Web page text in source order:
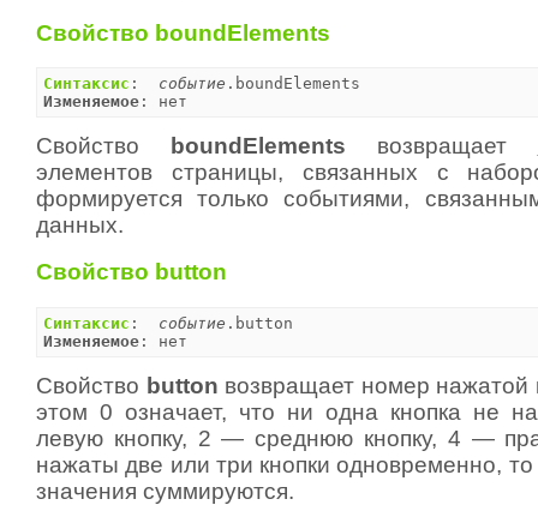
Свойство boundElements
Синтаксис : событие
Изменяемое : нет
Свойство boundElements возвращает
элементов страницы, связанных с
формируется только событиями,
данных.
Свойство button
Синтаксис : событие
Изменяемое : нет
Свойство button возвращает номер
этом 0 означает, что ни одна кнопка не
левую кнопку, 2 — среднюю кнопку, 4 —
нажаты две или три кнопки одновременно,
значения суммируются.